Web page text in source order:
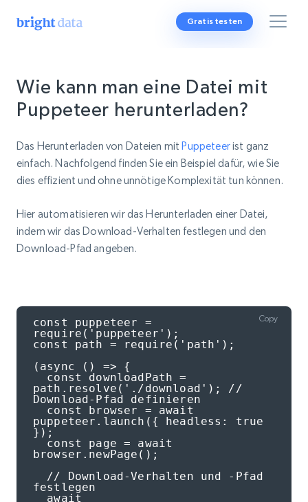
Gratis testen
Wie kann man eine Datei mit
Puppeteer herunterladen?
Das Herunterladen von Dateien mitPuppeteerist ganz
einfach. Nachfolgend finden Sie ein Beispiel dafür, wie Sie
dies effizient und ohne unnötige Komplexität tun können.
Hier automatisieren wir das Herunterladen einer Datei,
indem wir das Download-Verhalten festlegen und den
Download-Pfad angeben.
const puppeteer =
require('puppeteer');
const path = require('path');
(async () => {
path.resolve('./download'); //
Download-Pfad definieren
puppeteer.launch({ headless: true
});
browser.newPage();
festlegen
Copy